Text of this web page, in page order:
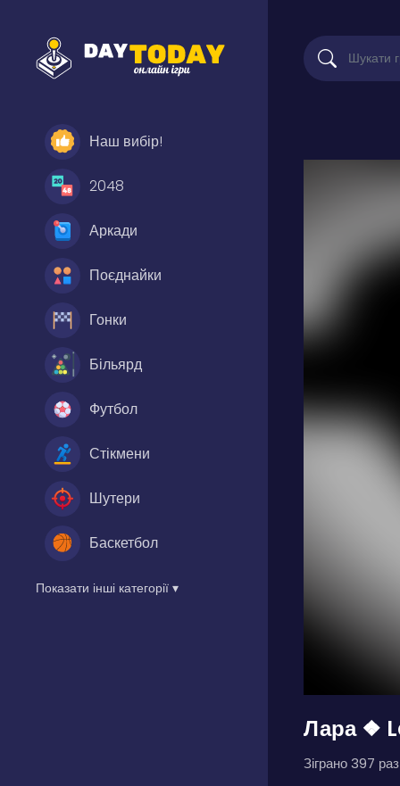
Наш вибір!
2048
Аркади
Поєднайки
Гонки
Більярд
Футбол
Стікмени
Шутери
Баскетбол
Показати інші категорії ▾
Лара ❖
Зіграно 397